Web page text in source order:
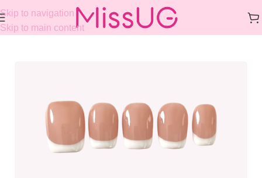
Skip to navigation
Skip to main content
Home COLLECTIONS FRENCH